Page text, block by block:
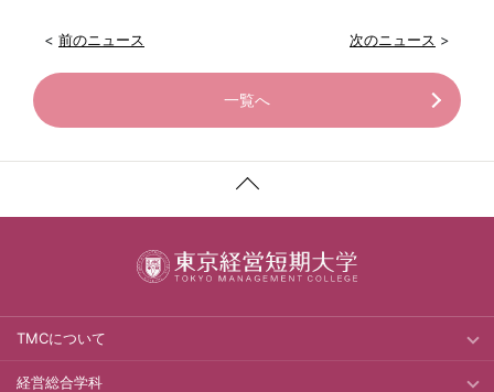
< 前のニュース 次のニュース >
一覧へ
TMCについて
経営総合学科